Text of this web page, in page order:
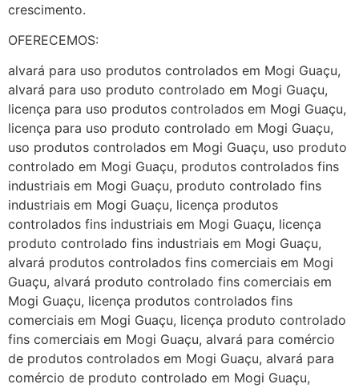
crescimento.
OFERECEMOS:
alvará para uso produtos controlados em Mogi Guaçu,
alvará para uso produto controlado em Mogi Guaçu,
licença para uso produtos controlados em Mogi Guaçu,
licença para uso produto controlado em Mogi Guaçu,
uso produtos controlados em Mogi Guaçu, uso produto
controlado em Mogi Guaçu, produtos controlados fins
industriais em Mogi Guaçu, produto controlado fins
industriais em Mogi Guaçu, licença produtos
controlados fins industriais em Mogi Guaçu, licença
produto controlado fins industriais em Mogi Guaçu,
alvará produtos controlados fins comerciais em Mogi
Guaçu, alvará produto controlado fins comerciais em
Mogi Guaçu, licença produtos controlados fins
comerciais em Mogi Guaçu, licença produto controlado
fins comerciais em Mogi Guaçu, alvará para comércio
de produtos controlados em Mogi Guaçu, alvará para
comércio de produto controlado em Mogi Guaçu,